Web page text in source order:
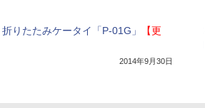
りたたみケータイ「P-01G」
【更
2014年9月30日